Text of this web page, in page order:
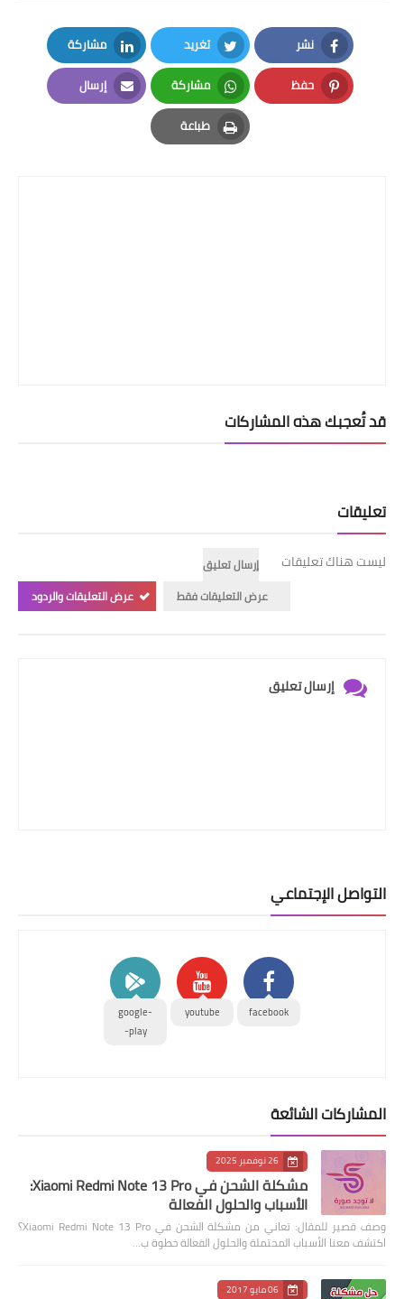
نشر
Facebook
تغريد
Twitter
مشاركة
LinkedIn
حفظ
Pinterest
مشاركة
Whatsapp
إرسال
Email
طباعة
Print
قد تُعجبك هذه المشاركات
تعليقات
ليست هناك تعليقات
إرسال تعليق
عرض التعليقات فقط
عرض التعليقات والردود
إرسال تعليق
التواصل الإجتماعي
facebook
youtube
google-
play-
المشاركات الشائعة
26 نوفمبر 2025
مشكلة الشحن في Xiaomi Redmi Note 13 Pro:
الأسباب والحلول الفعالة
وصف قصير للمقال: تعاني من مشكلة الشحن في Xiaomi Redmi Note 13 Pro؟
اكتشف معنا الأسباب المحتملة والحلول الفعالة خطوة ب…
06 مايو 2017